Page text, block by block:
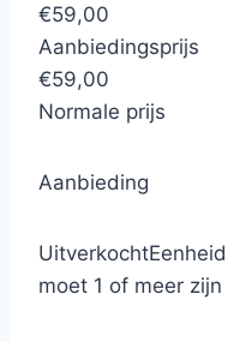
€59,00
Aanbiedingsprijs
€59,00
Normale prijs
Aanbieding
Uitverkocht
moet 1 of meer zijn